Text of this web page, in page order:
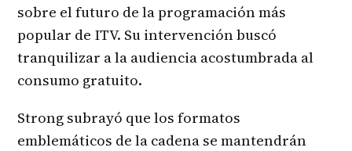
sobre el futuro de la programación más
popular de ITV. Su intervención buscó
tranquilizar a la audiencia acostumbrada al
consumo gratuito.
Strong subrayó que los formatos
emblemáticos de la cadena se mantendrán